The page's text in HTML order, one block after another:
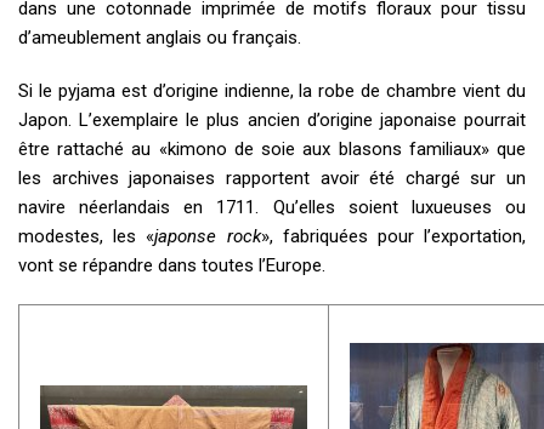
dans une cotonnade imprimée de motifs floraux pour tissu
d’ameublement anglais ou français.
Si le pyjama est d’origine indienne, la robe de chambre vient du
Japon. L’exemplaire le plus ancien d’origine japonaise pourrait
être rattaché au «kimono de soie aux blasons familiaux» que
les archives japonaises rapportent avoir été chargé sur un
navire néerlandais en 1711. Qu’elles soient luxueuses ou
modestes, les «japonse rock», fabriquées pour l’exportation,
vont se répandre dans toutes l’Europe.